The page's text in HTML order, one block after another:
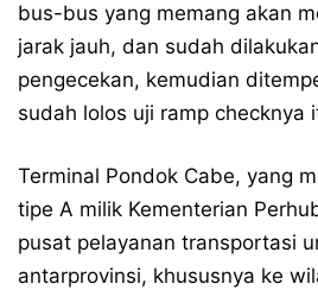
bus-bus yang memang akan
jarak jauh, dan sudah
pengecekan, kemudian
sudah lolos uji ramp checknya
Terminal Pondok Cabe, yang
tipe A milik Kementerian
pusat pelayanan transportasi
antarprovinsi, khususnya ke